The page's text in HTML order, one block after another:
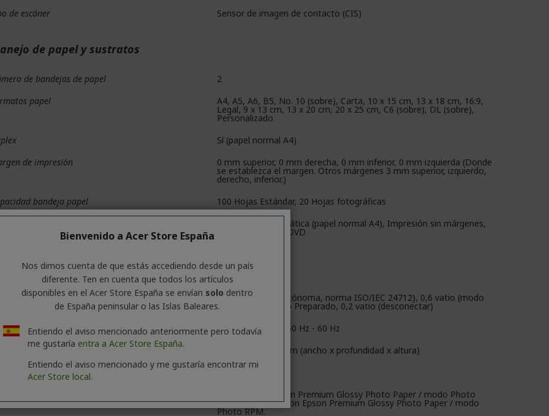
de escáner
Sensor de imagen de contacto (CIS)
de papel y sustratos
de bandejas de papel
2
papel
A4, A5, A6, B5, No. 10 (sobre), Carta, 10 x 15 cm, 13 x 18 cm, 16:9,
Legal, 9 x 13 cm, 13 x 20 cm, 20 x 25 cm, C6 (sobre), DL (sobre),
Personalizado
Sí (papel normal A4)
de impresión
0 mm superior, 0 mm derecha, 0 mm inferior, 0 mm izquierda (Donde
se establezca el margen. Otros márgenes 3 mm superior, izquierdo,
derecho, inferior.)
bandeja papel
100 Hojas Estándar, 20 Hojas fotográficas
Doble cara automática (papel normal A4), Impresión sin márgenes,
Impresión en CD/DVD
de energía 18 vatio (copia autónoma, norma ISO/IEC 24712), 0,6 vatio (modo
de ahorro), 6 vatio Preparado, 0,2 vatio (desconectar)
de suministro
CA 100 V - 240 V, 50 Hz - 60 Hz
del producto
349 x 340 x 142 mm (ancho x profundidad x altura)
4,6 B (A) con Epson Premium Glossy Photo Paper / modo Photo
RPM. - 33 dB (A) con Epson Premium Glossy Photo Paper / modo
Photo RPM.
Bienvenido a Acer Store España
Nos dimos cuenta de que estás accediendo desde un país
diferente. Ten en cuenta que todos los artículos
disponibles en el Acer Store España se envían solo dentro
de España peninsular o las Islas Baleares.
Entiendo el aviso mencionado anteriormente pero todavía
me gustaría entra a Acer Store España.
Entiendo el aviso mencionado y me gustaría encontrar mi
Acer Store local.